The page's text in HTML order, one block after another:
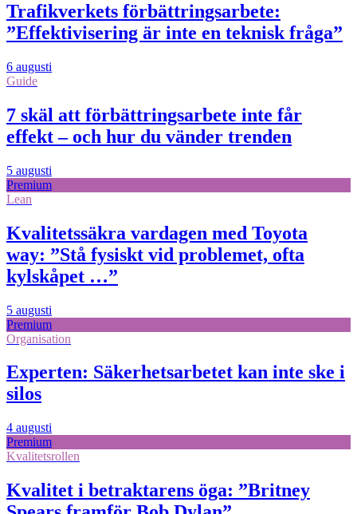
Trafikverkets förbättringsarbete:
”Effektivisering är inte en teknisk fråga”
6 augusti
Guide
7 skäl att förbättringsarbete inte får
effekt – och hur du vänder trenden
5 augusti
Premium
Lean
Kvalitetssäkra vardagen med Toyota
way: ”Stå fysiskt vid problemet, ofta
kylskåpet …”
5 augusti
Premium
Organisation
Experten: Säkerhetsarbetet kan inte ske i
silos
4 augusti
Premium
Kvalitetsrollen
Kvalitet i betraktarens öga: ”Britney